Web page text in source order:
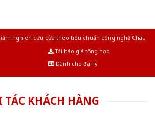
nghiên cứu cửa theo tiêu chuẩn công nghệ Châu
Tải báo giá tổng hợp
Dành cho đại lý
KHÁCH HÀNG